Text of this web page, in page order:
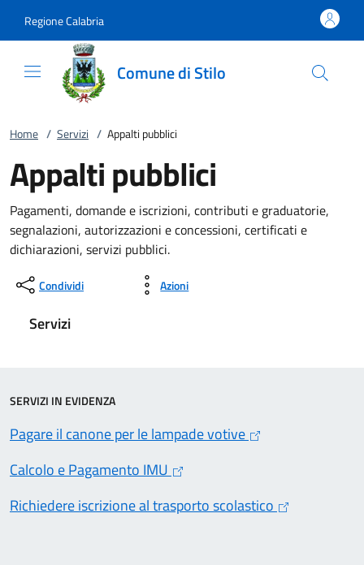
Regione Calabria
Comune di Stilo
Home / Servizi / Appalti pubblici
Appalti pubblici
Pagamenti, domande e iscrizioni, contributi e graduatorie,
segnalazioni, autorizzazioni e concessioni, certificati e
dichiarazioni, servizi pubblici.
Condividi Azioni
Servizi
SERVIZI IN EVIDENZA
Pagare il canone per le lampade votive
Calcolo e Pagamento IMU
Richiedere iscrizione al trasporto scolastico